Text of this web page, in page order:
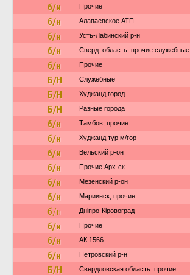
б/н Прочие
б/н Алапаевское АТП
б/н Усть-Лабинский р-н
б/н Сверд. область: прочие служебные
б/н Прочие
Б/Н Служебные
Б/Н Худжанд город
Б/Н Разные города
б/н Тамбов, прочие
б/н Худжанд тур м/гор
б/н Вельский р-он
б/н Прочие Арх-ск
б/н Мезенский р-он
б/н Мариинск, прочие
б/н Дніпро-Кіровоград
б/н Прочие
б/н АК 1566
б/н Петровский р-н
Б/Н Свердловская область: прочие